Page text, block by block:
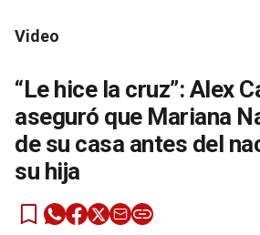
Video
“Le hice la cruz”: Alex
aseguró que Mariana
de su casa antes del
su hija